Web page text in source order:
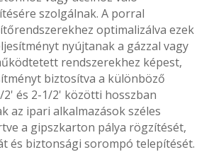
szolgálnak. A porral
optimalizálva ezek
nyújtanak a gázzal vagy
rendszerekhez képest,
biztosítva a különböző
és 2-1/2' közötti hosszban
az ipari alkalmazások széles
a gipszkarton pálya rögzítését,
és biztonsági sorompó telepítését.